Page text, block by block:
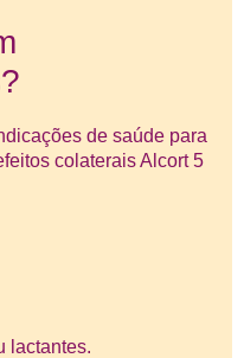
de saúde para
colaterais Alcort 5
lactantes.